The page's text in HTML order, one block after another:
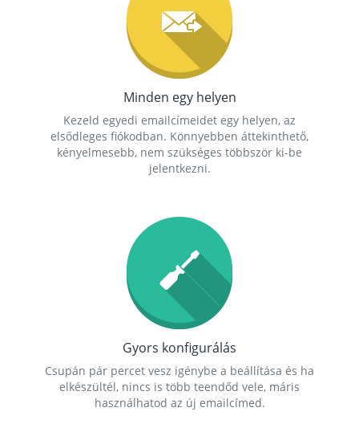
Minden egy helyen
Kezeld egyedi emailcímeidet egy helyen, az
elsődleges fiókodban. Könnyebben áttekinthető,
kényelmesebb, nem szükséges többször ki-be
jelentkezni.
Gyors konfigurálás
Csupán pár percet vesz igénybe a beállítása és ha
elkészültél, nincs is több teendőd vele, máris
használhatod az új emailcímed.